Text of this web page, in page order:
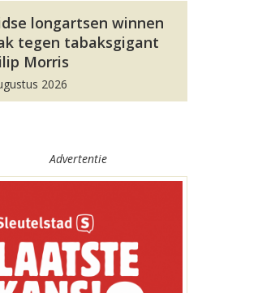
longartsen winnen
tegen tabaksgigant
Morris
2026
Advertentie